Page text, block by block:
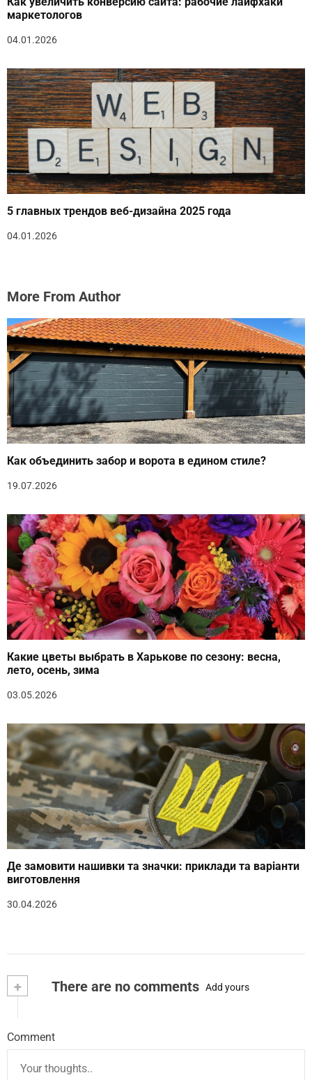
маркетологов
04.01.2026
5 главных трендов веб-дизайна 2025 года
04.01.2026
More From Author
Как объединить забор и ворота в едином стиле?
19.07.2026
Какие цветы выбрать в Харькове по сезону: весна,
лето, осень, зима
03.05.2026
Де замовити нашивки та значки: приклади та варіанти
виготовлення
30.04.2026
+ There are no comments Add yours
Comment